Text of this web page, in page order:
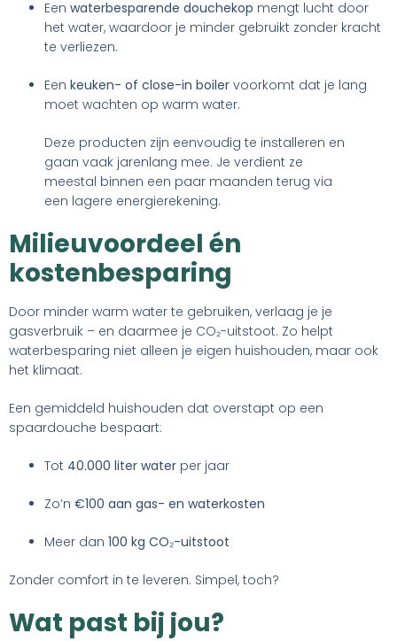
Een waterbesparende douchekop mengt lucht door
het water, waardoor je minder gebruikt zonder kracht
te verliezen.
Een keuken- of close-in boiler voorkomt dat je lang
moet wachten op warm water.
Deze producten zijn eenvoudig te installeren en
gaan vaak jarenlang mee. Je verdient ze
meestal binnen een paar maanden terug via
een lagere energierekening.
Milieuvoordeel én
kostenbesparing
Door minder warm water te gebruiken, verlaag je je
gasverbruik – en daarmee je CO₂-uitstoot. Zo helpt
waterbesparing niet alleen je eigen huishouden, maar ook
het klimaat.
Een gemiddeld huishouden dat overstapt op een
spaardouche bespaart:
Tot 40.000 liter water per jaar
Zo’n €100 aan gas- en waterkosten
Meer dan 100 kg CO₂-uitstoot
Zonder comfort in te leveren. Simpel, toch?
Wat past bij jou?